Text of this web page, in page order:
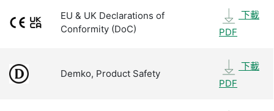
EU & UK Declarations of
Conformity (DoC)
下載
PDF
Demko, Product Safety
下載
PDF